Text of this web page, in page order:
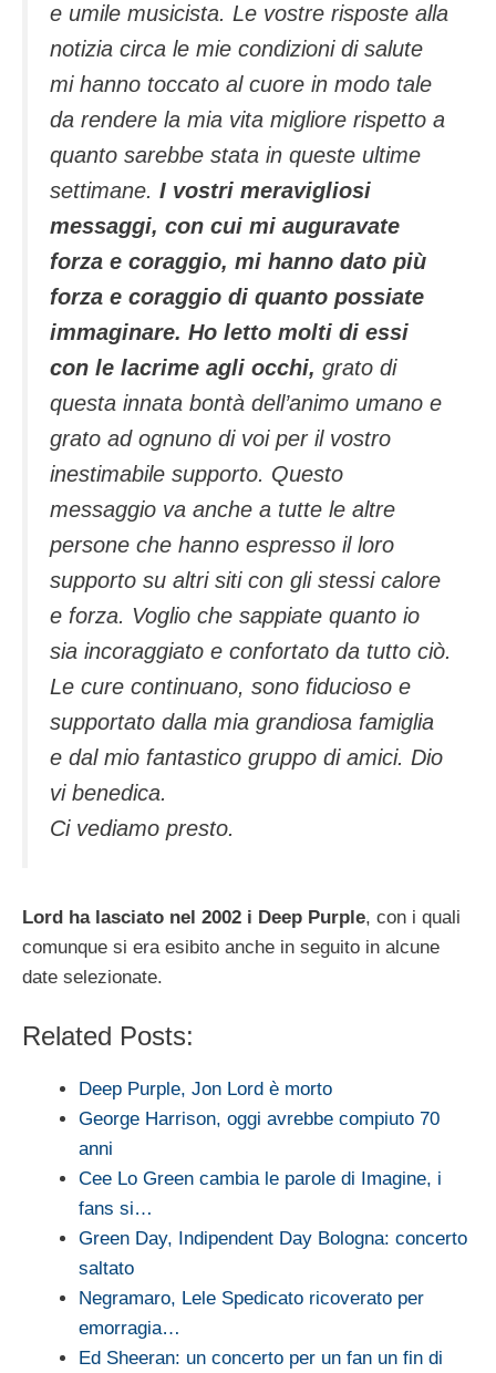
e umile musicista. Le vostre risposte alla
notizia circa le mie condizioni di salute
mi hanno toccato al cuore in modo tale
da rendere la mia vita migliore rispetto a
quanto sarebbe stata in queste ultime
settimane. I vostri meravigliosi
messaggi, con cui mi auguravate
forza e coraggio, mi hanno dato più
forza e coraggio di quanto possiate
immaginare. Ho letto molti di essi
con le lacrime agli occhi, grato di
questa innata bontà dell’animo umano e
grato ad ognuno di voi per il vostro
inestimabile supporto. Questo
messaggio va anche a tutte le altre
persone che hanno espresso il loro
supporto su altri siti con gli stessi calore
e forza. Voglio che sappiate quanto io
sia incoraggiato e confortato da tutto ciò.
Le cure continuano, sono fiducioso e
supportato dalla mia grandiosa famiglia
e dal mio fantastico gruppo di amici. Dio
vi benedica.
Ci vediamo presto.
Lord ha lasciato nel 2002 i Deep Purple, con i quali
comunque si era esibito anche in seguito in alcune
date selezionate.
Related Posts:
Deep Purple, Jon Lord è morto
George Harrison, oggi avrebbe compiuto 70
anni
Cee Lo Green cambia le parole di Imagine, i
fans si…
Green Day, Indipendent Day Bologna: concerto
saltato
Negramaro, Lele Spedicato ricoverato per
emorragia…
Ed Sheeran: un concerto per un fan un fin di